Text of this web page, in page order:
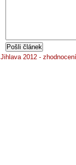
Jihlava 2012 - zhodnocení